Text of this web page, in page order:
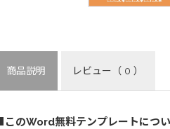
商品説明 レビュー （ 0 ）
■このWord無料テンプレートにつ